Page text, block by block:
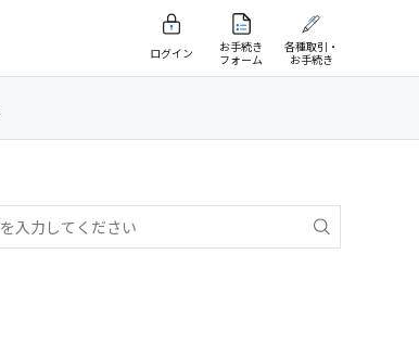
ログイン
お手続き
フォーム
各種取引・
お手続き